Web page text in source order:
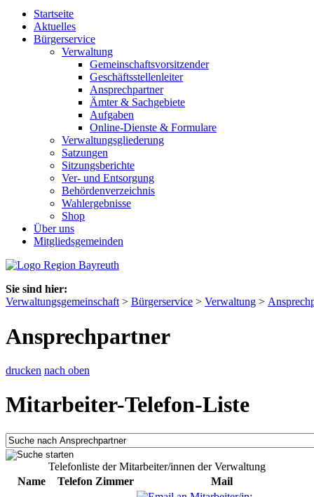
Startseite
Aktuelles
Bürgerservice
Verwaltung
Gemeinschaftsvorsitzender
Geschäftsstellenleiter
Ansprechpartner
Ämter & Sachgebiete
Aufgaben
Online-Dienste & Formulare
Verwaltungsgliederung
Satzungen
Sitzungsberichte
Ver- und Entsorgung
Behördenverzeichnis
Wahlergebnisse
Shop
Über uns
Mitgliedsgemeinden
Sie sind hier:
Verwaltungsgemeinschaft > Bürgerservice > Verwaltung >
Ansprechpartner
drucken nach oben
Mitarbeiter-Telefon-Liste
Telefonliste der Mitarbeiter/innen der Verwaltung
Name
Telefon Zimmer Mail